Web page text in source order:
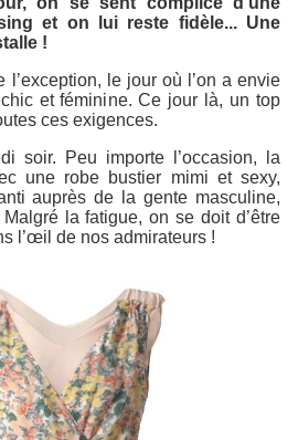
et on lui reste fidèle... Une
!
le jour où l’on a envie
et féminine. Ce jour là, un top
ces exigences.
soir. Peu importe l’occasion, la
une robe bustier mimi et sexy,
auprès de la gente masculine,
la fatigue, on se doit d’être
l’œil de nos admirateurs !